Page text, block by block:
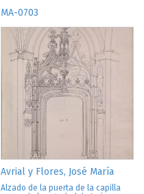
MA-0703
Avrial y Flores, José María
Alzado de la puerta de la capilla